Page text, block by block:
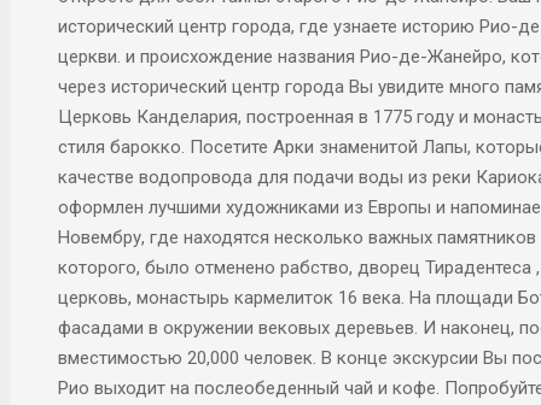
исторический центр города, где узнаете историю
церкви. и происхождение названия Рио-де-Жанейро,
через исторический центр города Вы увидите много
Церковь Канделария, построенная в 1775 году и
стиля барокко. Посетите Арки знаменитой Лапы,
качестве водопровода для подачи воды из реки
оформлен лучшими художниками из Европы и
Новембру, где находятся несколько важных
которого, было отменено рабство, дворец
церковь, монастырь кармелиток 16 века. На площади
фасадами в окружении вековых деревьев. И наконец,
вместимостью 20,000 человек. В конце экскурсии Вы
Рио выходит на послеобеденный чай и кофе.